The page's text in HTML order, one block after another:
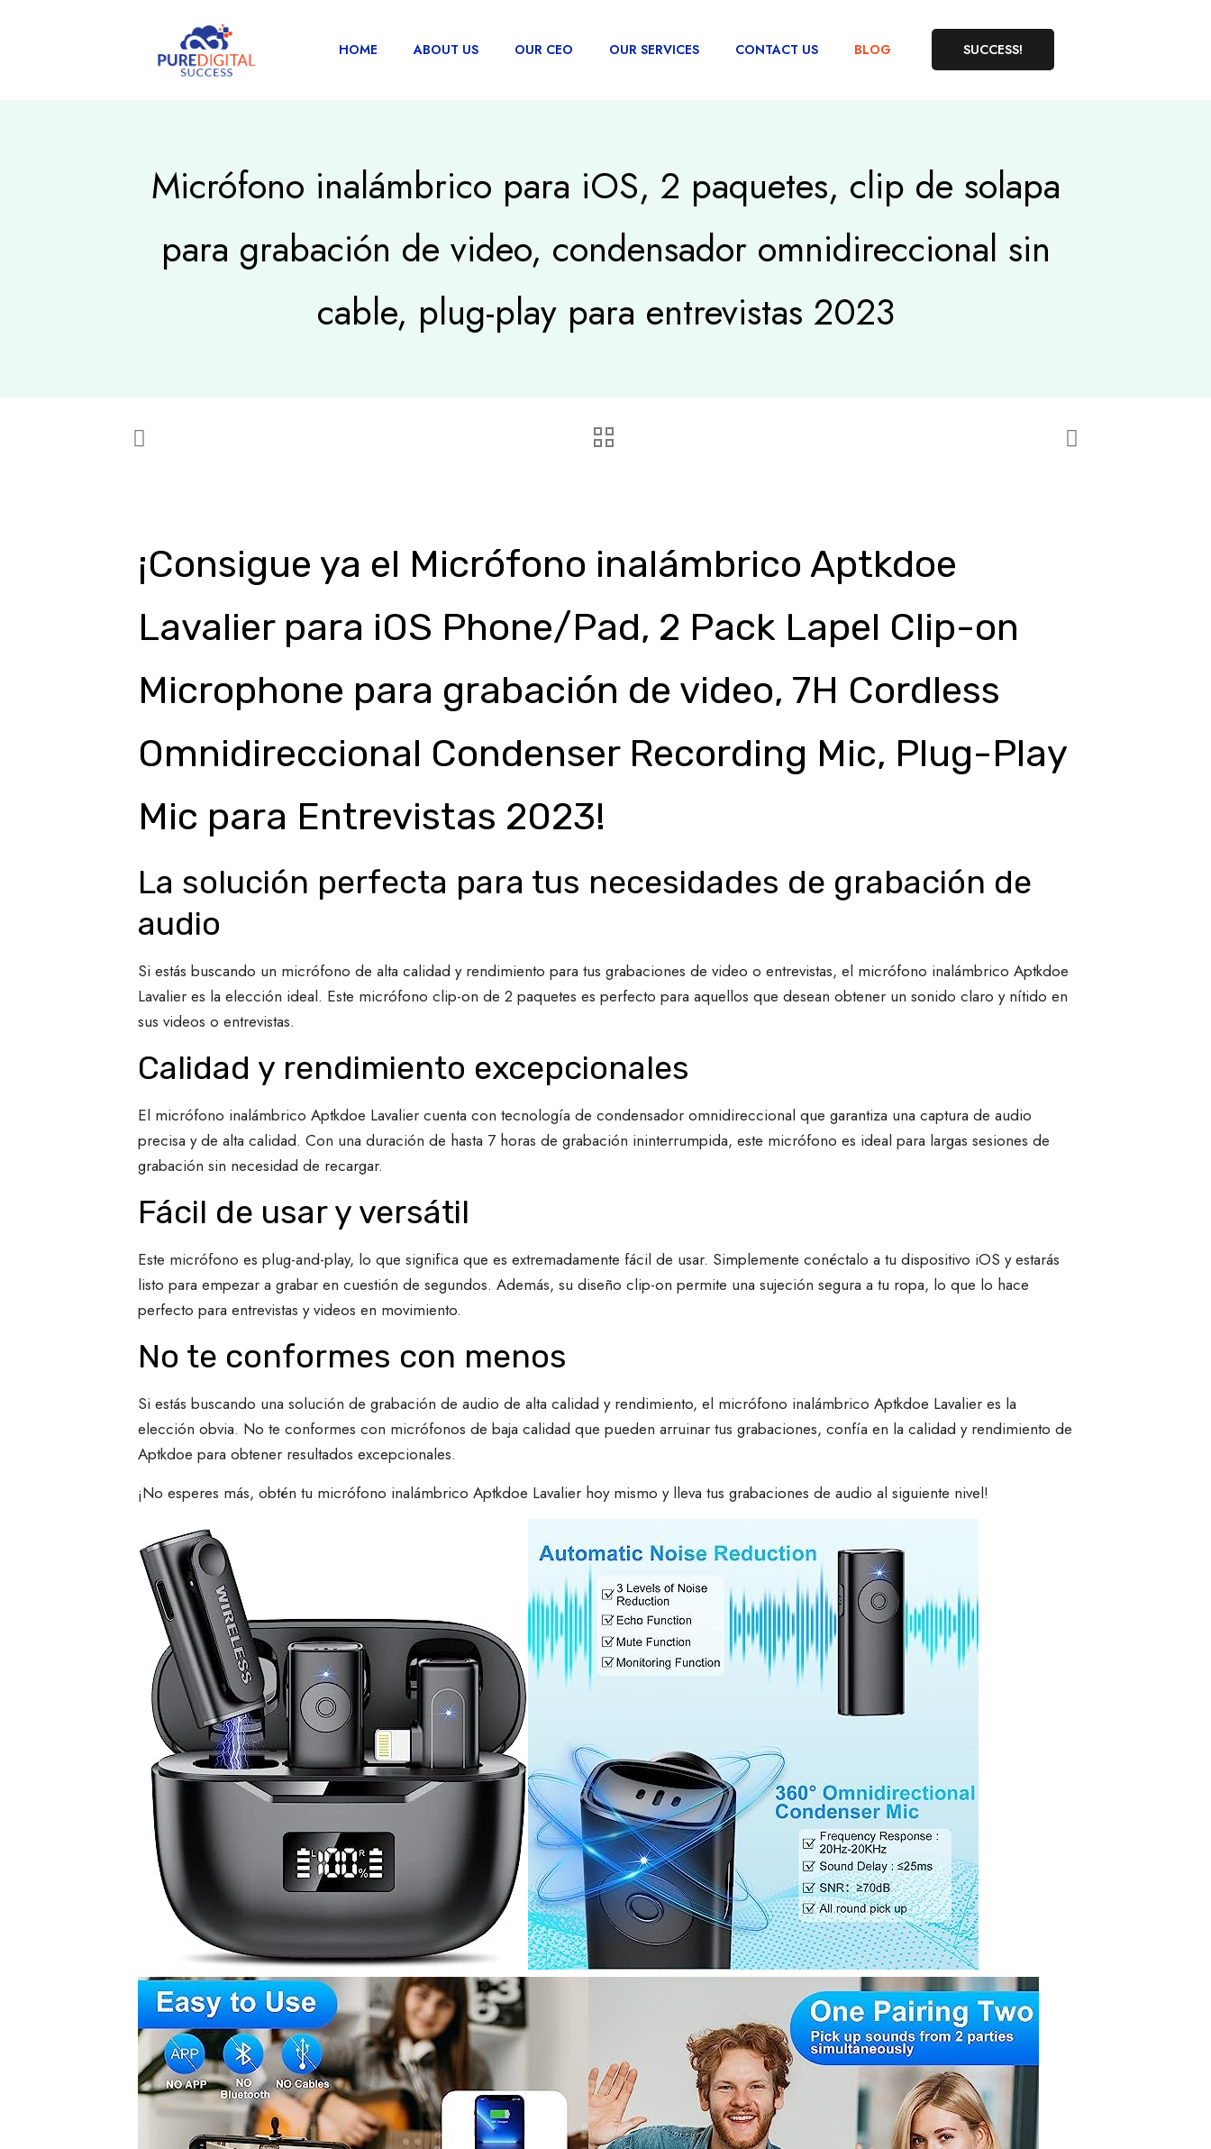
HOME ABOUT US OUR CEO OUR SERVICES CONTACT US BLOG SUCCESS!
Micrófono inalámbrico para iOS, 2 paquetes, clip de solapa
para grabación de video, condensador omnidireccional sin
cable, plug-play para entrevistas 2023
¡Consigue ya el Micrófono inalámbrico Aptkdoe
Lavalier para iOS Phone/Pad, 2 Pack Lapel Clip-on
Microphone para grabación de video, 7H Cordless
Omnidireccional Condenser Recording Mic, Plug-Play
Mic para Entrevistas 2023!
La solución perfecta para tus necesidades de grabación de
audio
Si estás buscando un micrófono de alta calidad y rendimiento para tus grabaciones de video o entrevistas, el micrófono inalámbrico Aptkdoe
Lavalier es la elección ideal. Este micrófono clip-on de 2 paquetes es perfecto para aquellos que desean obtener un sonido claro y nítido en
sus videos o entrevistas.
Calidad y rendimiento excepcionales
El micrófono inalámbrico Aptkdoe Lavalier cuenta con tecnología de condensador omnidireccional que garantiza una captura de audio
precisa y de alta calidad. Con una duración de hasta 7 horas de grabación ininterrumpida, este micrófono es ideal para largas sesiones de
grabación sin necesidad de recargar.
Fácil de usar y versátil
Este micrófono es plug-and-play, lo que significa que es extremadamente fácil de usar. Simplemente conéctalo a tu dispositivo iOS y estarás
listo para empezar a grabar en cuestión de segundos. Además, su diseño clip-on permite una sujeción segura a tu ropa, lo que lo hace
perfecto para entrevistas y videos en movimiento.
No te conformes con menos
Si estás buscando una solución de grabación de audio de alta calidad y rendimiento, el micrófono inalámbrico Aptkdoe Lavalier es la
elección obvia. No te conformes con micrófonos de baja calidad que pueden arruinar tus grabaciones, confía en la calidad y rendimiento de
Aptkdoe para obtener resultados excepcionales.
¡No esperes más, obtén tu micrófono inalámbrico Aptkdoe Lavalier hoy mismo y lleva tus grabaciones de audio al siguiente nivel!